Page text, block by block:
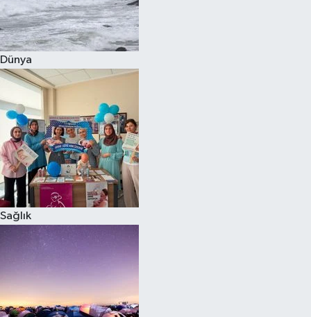
Dünya
Sağlık
Siyaset
Teknoloji
Televizyon
Yaşam-Çevre